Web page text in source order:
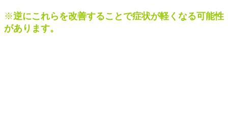
※逆にこれらを改善することで症状が軽くなる可能性
があります。